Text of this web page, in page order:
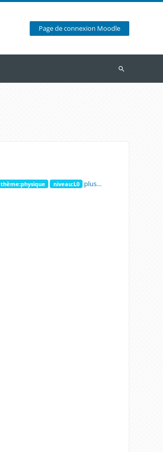
Page de connexion Moodle
Recherche
thème:physique niveau:L0
plus…